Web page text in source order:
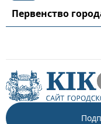
Первенство